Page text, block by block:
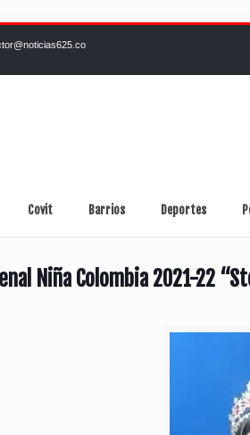
Covit Barrios Deportes
Niña Colombia 2021-22